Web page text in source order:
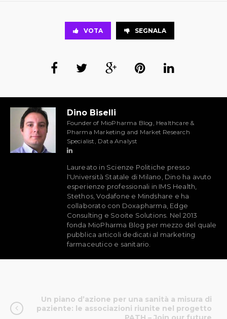
VOTA SEGNALA
Dino Biselli
Founder of MioPharma Blog, Healthcare &
Pharma Marketing and Market Research
Specialist, Data Analyst
Laureato in Scienze Politiche presso
l'Università Statale di Milano, Dino ha avuto
esperienze professionali in IMS Health,
Stethos, Vodafone e Mindshare e ha
collaborato con Doxapharma, Edge
Consulting e Sooite Solutions. Nel 2013
fonda MioPharma Blog per mezzo del quale
pubblica articoli dedicati al marketing
farmaceutico e sanitario.
Un piano d’azione per una sanità a misura di
paziente: le associazioni riunite nel progetto